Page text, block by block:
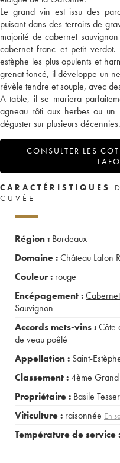
Le grand vin est issu des
puisant dans des terroirs de
majorité de cabernet
cabernet franc et petit verdot.
estèphe les plus opulents et
grenat foncé, il développe un
révèle tendre et souple, avec
A table, il se mariera
agneau rôti aux herbes ou
déguster sur plusieurs décennies.
CONSULTER LES
CARACTÉRISTIQUES
CUVÉE
Région : Bordeaux
Domaine :Château Lafon
Couleur : rouge
Encépagement :
Sauvignon
Accords mets-vins :Côte
de veau poêlé
Appellation : Saint-
Classement :4ème Grand
Propriétaire : Basile
Viticulture : raisonnée En
Température de service :